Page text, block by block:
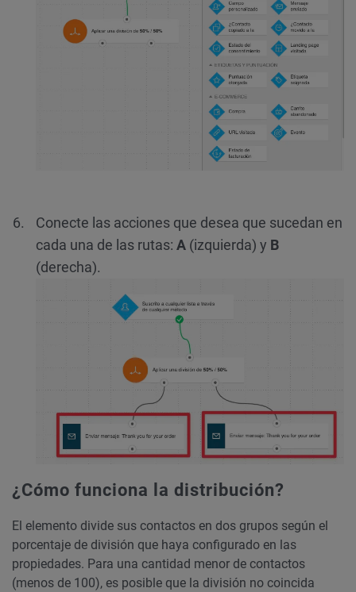
Conecte las acciones que desea que sucedan en
cada una de las rutas: A (izquierda) y B
(derecha).
¿Cómo funciona la distribución?
El elemento divide sus contactos en dos grupos según el
porcentaje de división que haya configurado en las
propiedades. Para una cantidad menor de contactos
(menos de 100), es posible que la división no coincida